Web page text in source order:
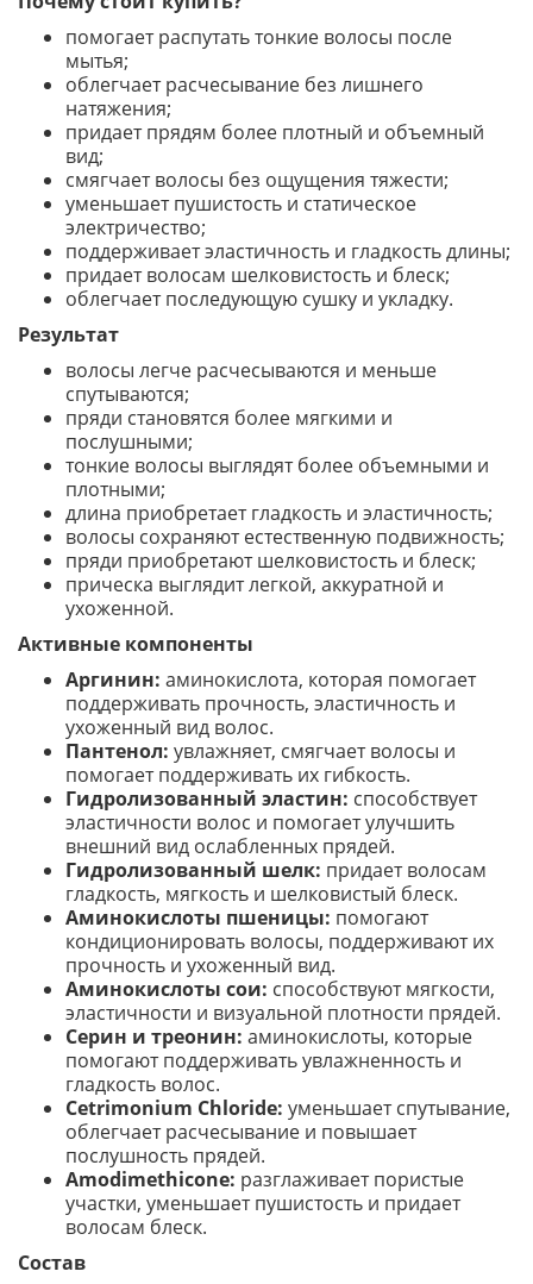
помогает распутать тонкие волосы после
мытья;
облегчает расчесывание без лишнего
натяжения;
придает прядям более плотный и объемный
вид;
смягчает волосы без ощущения тяжести;
уменьшает пушистость и статическое
электричество;
поддерживает эластичность и гладкость длины;
придает волосам шелковистость и блеск;
облегчает последующую сушку и укладку.
Результат
волосы легче расчесываются и меньше
спутываются;
пряди становятся более мягкими и
послушными;
тонкие волосы выглядят более объемными и
плотными;
длина приобретает гладкость и эластичность;
волосы сохраняют естественную подвижность;
пряди приобретают шелковистость и блеск;
прическа выглядит легкой, аккуратной и
ухоженной.
Активные компоненты
Аргинин: аминокислота, которая помогает
поддерживать прочность, эластичность и
ухоженный вид волос.
Пантенол: увлажняет, смягчает волосы и
помогает поддерживать их гибкость.
Гидролизованный эластин: способствует
эластичности волос и помогает улучшить
внешний вид ослабленных прядей.
Гидролизованный шелк: придает волосам
гладкость, мягкость и шелковистый блеск.
Аминокислоты пшеницы: помогают
кондиционировать волосы, поддерживают их
прочность и ухоженный вид.
Аминокислоты сои: способствуют мягкости,
эластичности и визуальной плотности прядей.
Серин и треонин: аминокислоты, которые
помогают поддерживать увлажненность и
гладкость волос.
Cetrimonium Chloride: уменьшает спутывание,
облегчает расчесывание и повышает
послушность прядей.
Amodimethicone: разглаживает пористые
участки, уменьшает пушистость и придает
волосам блеск.
Состав